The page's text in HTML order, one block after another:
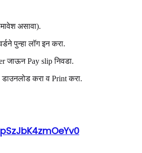
असावा).
पुन्हा लॉग इन करा.
जाऊन Pay slip निवडा.
डाउनलोड करा व Print करा.